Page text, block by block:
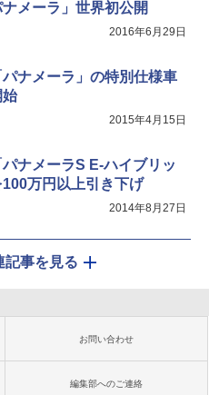
メーラ」世界初公開
2016年6月29日
ナメーラ」の特別仕様車
始
2015年4月15日
ナメーラS E-ハイブリッ
100万円以上引き下げ
2014年8月27日
記事を見る
お問い合わせ
編集部へのご連絡